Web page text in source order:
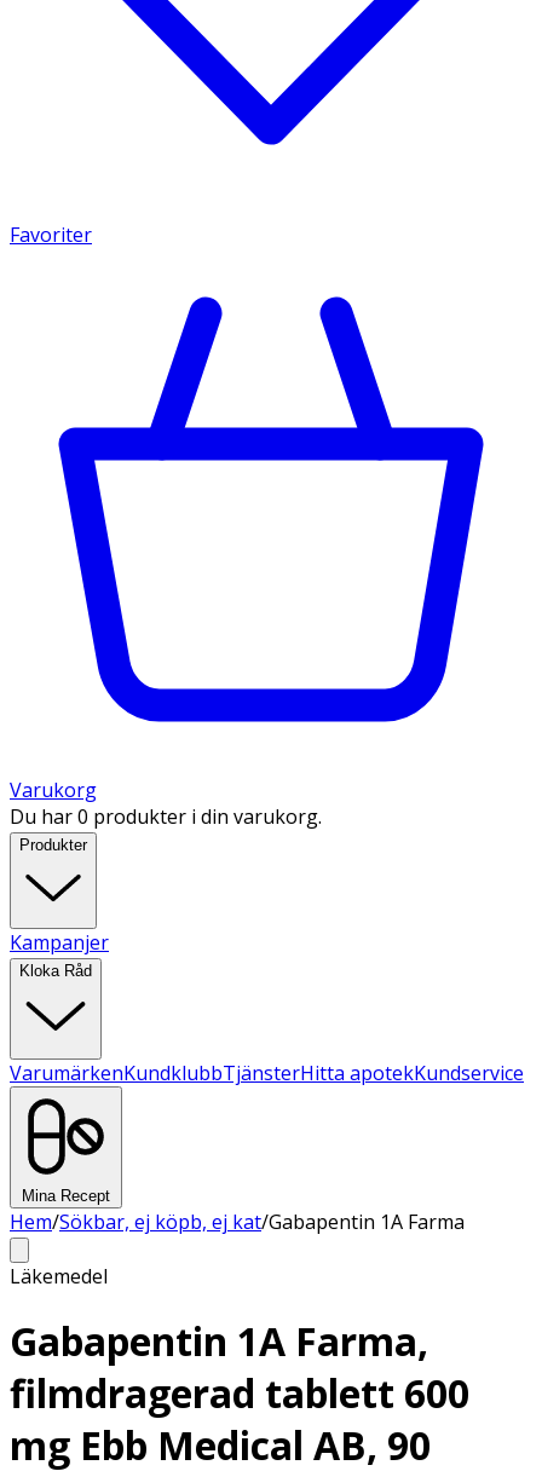
Favoriter
Varukorg
Du har 0 produkter i din varukorg.
Produkter
Kampanjer
Kloka Råd
VarumärkenKundklubbTjänsterHitta apotekKundservice
Mina Recept
Hem/Sökbar, ej köpb, ej kat/Gabapentin 1A Farma
Läkemedel
Gabapentin 1A Farma,
filmdragerad tablett 600
mg Ebb Medical AB, 90